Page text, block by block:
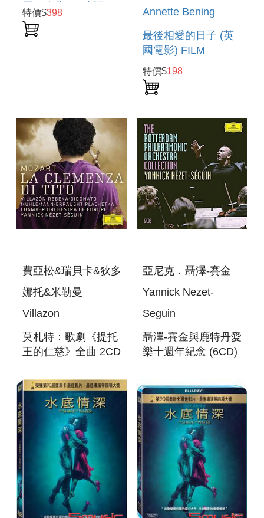
琴奏鳴曲、D小調幻
想曲 MOZART
特價$398
Annette Bening
最後相愛的日子 (英
國電影) FILM
STARS DON T DIE
IN LIVERPOOL
特價$198
費亞松&瑞貝卡&狄多
娜托&米勒曼
Villazon
莫札特：歌劇《提托
王的仁慈》全曲 2CD
CLEMENZA DI TITO
亞尼克．聶澤-賽金
Yannick Nezet-
Seguin
聶澤-賽金與鹿特丹愛
樂十週年紀念 (6CD)
ORCHESTRA
COLLECTION